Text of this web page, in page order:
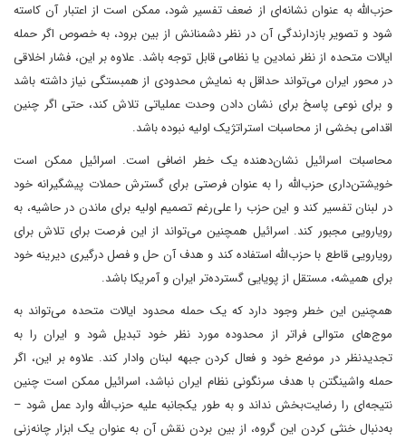
حزب‌الله به عنوان نشانه‌ای از ضعف تفسیر شود، ممکن است از اعتبار آن کاسته
شود و تصویر بازدارندگی آن در نظر دشمنانش از بین برود، به خصوص اگر حمله
ایالات متحده از نظر نمادین یا نظامی قابل توجه باشد. علاوه بر این، فشار اخلاقی
در محور ایران می‌تواند حداقل به نمایش محدودی از همبستگی نیاز داشته باشد
و برای نوعی پاسخ برای نشان دادن وحدت عملیاتی تلاش کند، حتی اگر چنین
اقدامی بخشی از محاسبات استراتژیک اولیه نبوده باشد.
محاسبات اسرائیل نشان‌دهنده یک خطر اضافی است. اسرائیل ممکن است
خویشتن‌داری حزب‌الله را به عنوان فرصتی برای گسترش حملات پیشگیرانه خود
در لبنان تفسیر کند و این حزب را علی‌رغم تصمیم اولیه برای ماندن در حاشیه، به
رویارویی مجبور کند. اسرائیل همچنین می‌تواند از این فرصت برای تلاش برای
رویارویی قاطع با حزب‌الله استفاده کند و هدف آن حل و فصل درگیری دیرینه خود
برای همیشه، مستقل از پویایی گسترده‌تر ایران و آمریکا باشد.
همچنین این خطر وجود دارد که یک حمله محدود ایالات متحده می‌تواند به
موج‌های متوالی فراتر از محدوده مورد نظر خود تبدیل شود و ایران را به
تجدیدنظر در موضع خود و فعال کردن جبهه لبنان وادار کند. علاوه بر این، اگر
حمله واشینگتن با هدف سرنگونی نظام ایران نباشد، اسرائیل ممکن است چنین
نتیجه‌ای را رضایت‌بخش نداند و به طور یکجانبه علیه حزب‌الله وارد عمل شود –
به‌دنبال خنثی کردن این گروه، از بین بردن نقش آن به عنوان یک ابزار چانه‌زنی